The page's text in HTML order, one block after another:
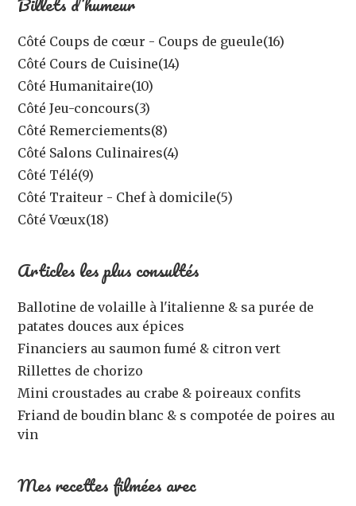
Côté Coups de cœur - Coups de gueule(16)
Côté Cours de Cuisine(14)
Côté Humanitaire(10)
Côté Jeu-concours(3)
Côté Remerciements(8)
Côté Salons Culinaires(4)
Côté Télé(9)
Côté Traiteur - Chef à domicile(5)
Côté Vœux(18)
Articles les plus consultés
Ballotine de volaille à l'italienne & sa purée de
patates douces aux épices
Financiers au saumon fumé & citron vert
Rillettes de chorizo
Mini croustades au crabe & poireaux confits
Friand de boudin blanc & s compotée de poires au
vin
Mes recettes filmées avec